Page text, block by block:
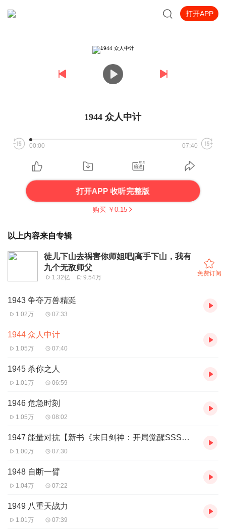
打开APP
1944 众人中计
00:00 07:40
打开APP 收听完整版
购买 ￥ 0.15
以上内容来自专辑
徒儿下山去祸害你师姐吧|高手下山，我有
九个无敌师父
1.32亿 9.54万
免费订阅
1943 争夺万兽精涎
1.02万 07:33
1944 众人中计
1.05万 07:40
1945 杀你之人
1.01万 06:59
1946 危急时刻
1.05万 08:02
1947 能量对抗【新书《末日剑神：开局觉醒SSS级天赋，震惊全球》上线啦】
1.00万 07:30
1948 自断一臂
1.04万 07:22
1949 八重天战力
1.01万 07:39